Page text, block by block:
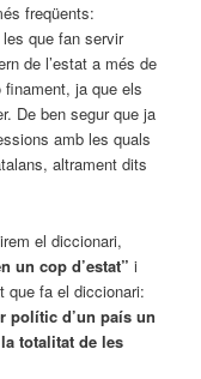
freqüents:
que fan servir
de l’estat a més de
finament, ja que els
De ben segur que ja
amb les quals
altrament dits
el diccionari,
un cop d’estat”i
que fa el diccionari:
polític d’un país un
totalitat de les